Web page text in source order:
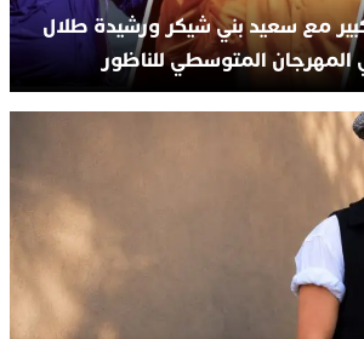
بني شيكر ورشيدة طلال
المتوسطي للناظور